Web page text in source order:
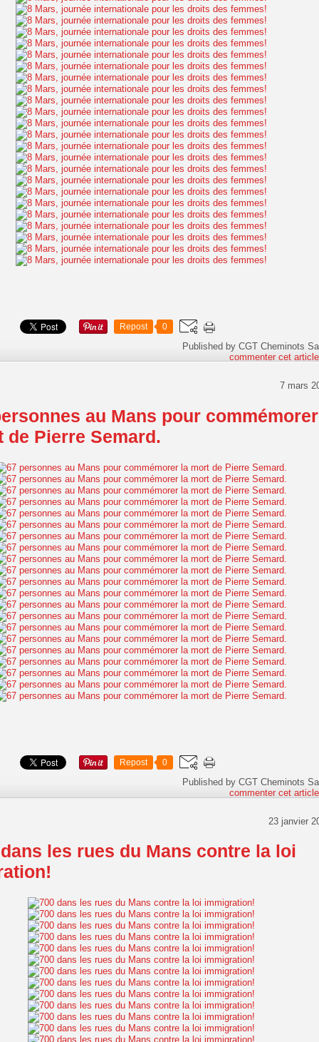
Repost 0
Published by CGT Cheminots
commenter cet article
7 mars
au Mans pour commémorer
de Pierre Semard.
Repost 0
Published by CGT Cheminots
commenter cet article
23 janvier
les rues du Mans contre la loi